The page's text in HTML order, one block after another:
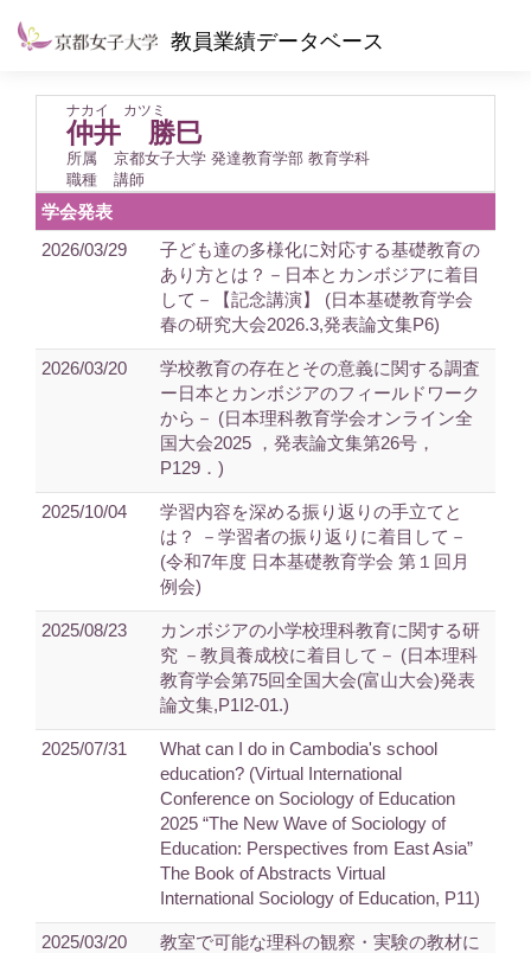
教員業績データベース
ナカイ カツミ
仲井 勝巳
所属
京都女子大学 発達教育学部 教育学科
職種
講師
学会発表
2026/03/29
子ども達の多様化に対応する基礎教育の
あり方とは？－日本とカンボジアに着目
して－【記念講演】 (日本基礎教育学会
春の研究大会2026.3,発表論文集P6)
2026/03/20
学校教育の存在とその意義に関する調査
ー日本とカンボジアのフィールドワーク
から－ (日本理科教育学会オンライン全
国大会2025 ，発表論文集第26号，
P129．)
2025/10/04
学習内容を深める振り返りの手立てと
は？ －学習者の振り返りに着目して－
(令和7年度 日本基礎教育学会 第１回月
例会)
2025/08/23
カンボジアの小学校理科教育に関する研
究 －教員養成校に着目して－ (日本理科
教育学会第75回全国大会(富山大会)発表
論文集,P1I2-01.)
2025/07/31
What can I do in Cambodia's school
education? (Virtual International
Conference on Sociology of Education
2025 “The New Wave of Sociology of
Education: Perspectives from East Asia”
The Book of Abstracts Virtual
International Sociology of Education, P11)
2025/03/20
教室で可能な理科の観察・実験の教材に